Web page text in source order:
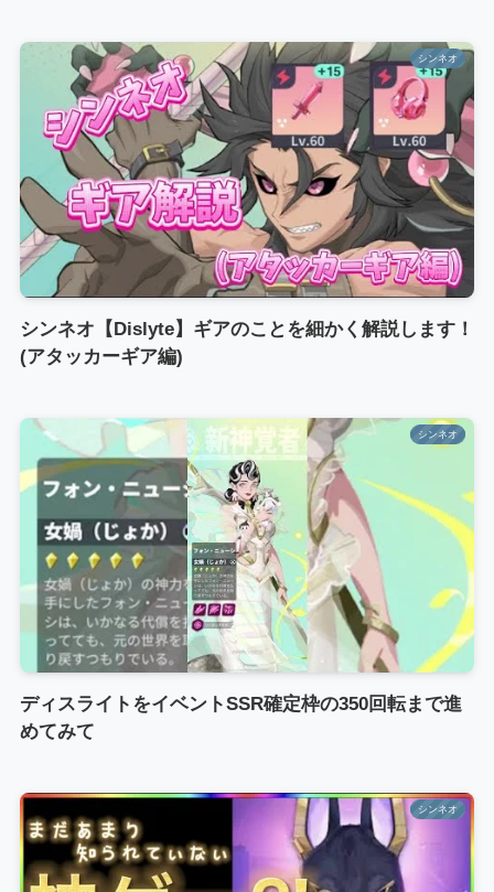
シンネオ
シンネオ【Dislyte】ギアのことを細かく解説します！
(アタッカーギア編)
シンネオ
ディスライトをイベントSSR確定枠の350回転まで進
めてみて
シンネオ